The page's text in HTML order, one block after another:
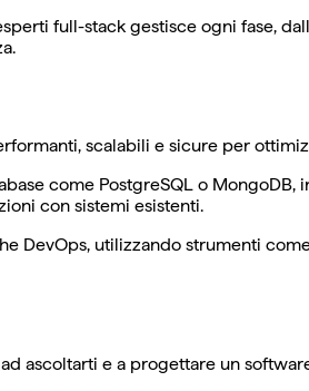
full-stack gestisce ogni fase,
scalabili e sicure per
come PostgreSQL o MongoDB,
con sistemi esistenti.
DevOps, utilizzando strumenti
ascoltarti e a progettare un